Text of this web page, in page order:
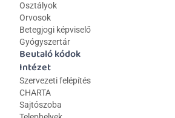
Osztályok
Orvosok
Betegjogi képviselő
Gyógyszertár
Beutaló kódok
Intézet
Szervezeti felépítés
CHARTA
Sajtószoba